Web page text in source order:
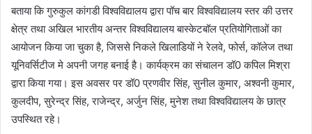
बताया कि गुरुकुल कांगडी विश्वविद्यालय द्वारा पॉच बार विश्वविद्यालय स्तर की उत्तर
क्षेत्र तथा अखिल भारतीय अन्तर विश्वविद्यालय बास्केटबॉल प्रतियोगिताओं का
आयोजन किया जा चुका है, जिससे निकले खिलाडियों ने रेलवे, फोर्स, कॉलेज तथा
यूनिवर्सिटीज मे अपनी जगह बनाई है। कार्यक्रम का संचालन डॉ0 कपिल मिश्रा
द्वारा किया गया। इस अवसर पर डॉ0 प्रणवीर सिंह, सुनील कुमार, अश्वनी कुमार,
कुलदीप, सुरेन्द्र सिंह, राजेन्द्र, अर्जुन सिंह, मुनेश तथा विश्वविद्यालय के छात्र
उपस्थित रहे।